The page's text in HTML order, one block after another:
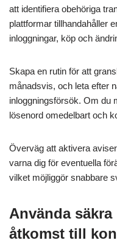
att identifiera obehöriga
plattformar tillhandahåller
inloggningar, köp och
Skapa en rutin för att
månadsvis, och leta efter
inloggningsförsök. Om du
lösenord omedelbart och
Överväg att aktivera
varna dig för eventuella
vilket möjliggör snabbare
Använda
åtkomst till